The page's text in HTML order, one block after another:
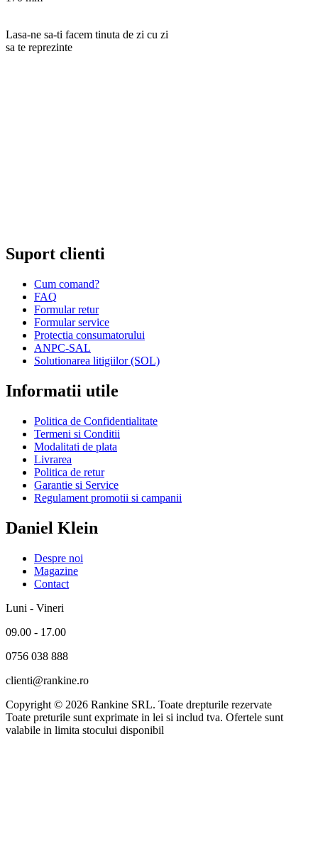
Lasa-ne sa-ti facem tinuta de zi cu zi
sa te reprezinte
Suport clienti
Cum comand?
FAQ
Formular retur
Formular service
Protectia consumatorului
ANPC-SAL
Solutionarea litigiilor (SOL)
Informatii utile
Politica de Confidentialitate
Termeni si Conditii
Modalitati de plata
Livrarea
Politica de retur
Garantie si Service
Regulament promotii si campanii
Daniel Klein
Despre noi
Magazine
Contact
Luni - Vineri
09.00 - 17.00
0756 038 888
clienti@rankine.ro
Copyright © 2026 Rankine SRL. Toate drepturile rezervate
Toate preturile sunt exprimate in lei si includ tva. Ofertele sunt
valabile in limita stocului disponibil